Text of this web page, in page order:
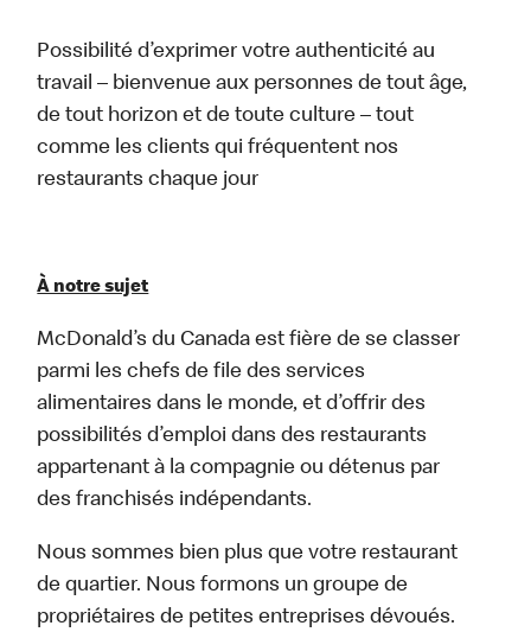
Possibilité d’exprimer votre authenticité au
travail – bienvenue aux personnes de tout âge,
de tout horizon et de toute culture – tout
comme les clients qui fréquentent nos
restaurants chaque jour
À notre sujet
McDonald’s du Canada est fière de se classer
parmi les chefs de file des services
alimentaires dans le monde, et d’offrir des
possibilités d’emploi dans des restaurants
appartenant à la compagnie ou détenus par
des franchisés indépendants.
Nous sommes bien plus que votre restaurant
de quartier. Nous formons un groupe de
propriétaires de petites entreprises dévoués.